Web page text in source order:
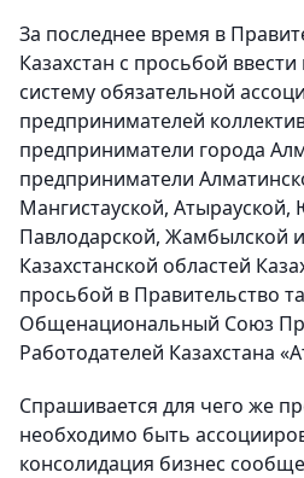
За последнее время в
Казахстан с просьбой
систему обязательной
предпринимателей
предприниматели города
предприниматели
Мангистауской,
Павлодарской, Жамбылской
Казахстанской областей
просьбой в Правительство
Общенациональный Союз
Работодателей Казахстана
Спрашивается для чего же
необходимо быть
консолидация бизнес